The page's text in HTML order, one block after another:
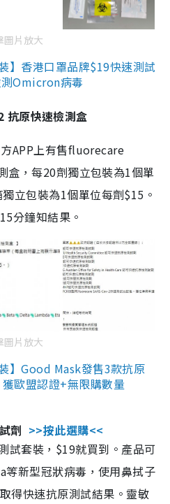
圖片放大
】香港口罩品牌$19快速測試
Omicron病毒
原快速檢測盒
APP上有售fluorecare
盒，每20劑獨立包裝為1個單
立包裝為1個單位每劑$15。
分鐘知結果。
圖片放大
】Good Mask發售3款抗原
歐盟認證+無限購數量
劑 >>按此選購<<
試套裝，$19就買到。產品可
新型冠狀病毒，使用鼻拭子
得快速抗原測試結果。靈敏